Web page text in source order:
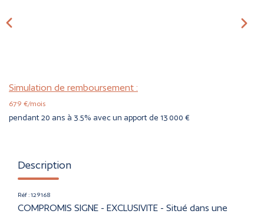
Simulation de remboursement :
679 €/mois
pendant 20 ans à 3.5% avec un apport de 13 000 €
Description
Réf : 129168
COMPROMIS SIGNE - EXCLUSIVITE - Situé dans une